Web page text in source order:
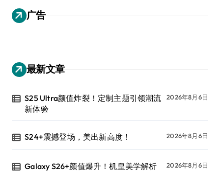
广告
最新文章
S25 Ultra颜值炸裂！定制主题引领潮流
新体验
2026年8月6日
S24+震撼登场，美出新高度！ 2026年8月6日
Galaxy S26+颜值爆升！机皇美学解析 2026年8月6日